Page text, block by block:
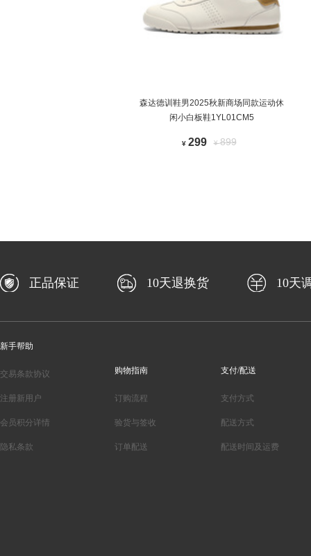
森达德训鞋男2025秋新商场同款运动休
闲小白板鞋1YL01CM5
¥ 299 ¥899
正品保证 10天退换货 10天
新手帮助
交易条款协议
注册新用户
会员积分详情
隐私条款
购物指南
订购流程
验货与签收
订单配送
支付/配送
支付方式
配送方式
配送时间及运费